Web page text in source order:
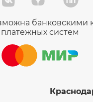
банковскими
платежных систем